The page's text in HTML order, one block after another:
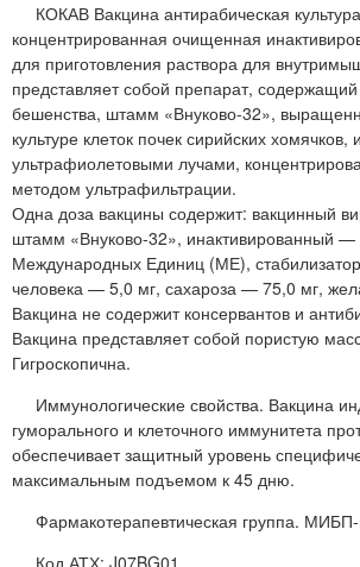
КОКАВ Вакцина антирабическая
концентрированная очищенная
для приготовления раствора для
представляет собой препарат,
бешенства, штамм «Внуково-32»,
культуре клеток почек сирийских
ультрафиолетовыми лучами,
методом ультрафильтрации.
Одна доза вакцины содержит: вакцинный
штамм «Внуково-32», инактивированный
Международных Единиц (МЕ),
человека — 5,0 мг, сахароза — 75,0 мг,
Вакцина не содержит консервантов и
Вакцина представляет собой пористую
Гигроскопична.
Иммунологические свойства. Вакцина
гуморального и клеточного иммунитета
обеспечивает защитный уровень
максимальным подъемом к 45 дню.
Фармакотерапевтическая группа.